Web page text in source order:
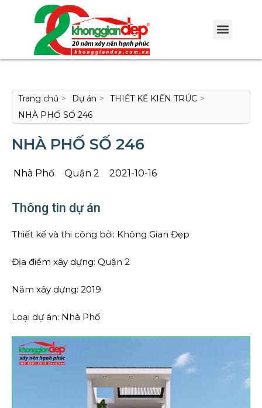
Trang chủ > Dự án > THIẾT KẾ KIẾN TRÚC >
NHÀ PHỐ SỐ 246
NHÀ PHỐ SỐ 246
Nhà Phố Quận 2 2021-10-16
Thông tin dự án
Thiết kế và thi công bởi: Không Gian Đẹp
Địa điểm xây dựng: Quận 2
Năm xây dựng: 2019
Loại dự án: Nhà Phố